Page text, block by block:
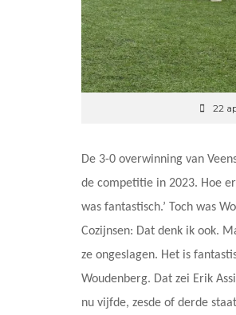
22
De 3-0 overwinning van
de competitie in 2023. Hoe
was fantastisch.’ Toch was
Cozijnsen: Dat denk ik ook.
ze ongeslagen. Het is
Woudenberg. Dat zei Erik
nu vijfde, zesde of derde